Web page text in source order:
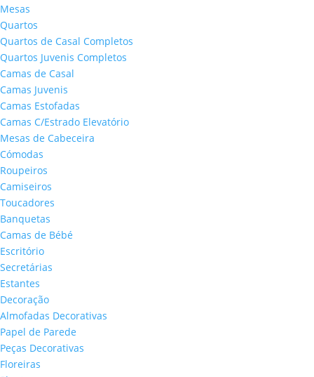
Mesas
Quartos
Quartos de Casal Completos
Quartos Juvenis Completos
Camas de Casal
Camas Juvenis
Camas Estofadas
Camas C/Estrado Elevatório
Mesas de Cabeceira
Cómodas
Roupeiros
Camiseiros
Toucadores
Banquetas
Camas de Bébé
Escritório
Secretárias
Estantes
Decoração
Almofadas Decorativas
Papel de Parede
Peças Decorativas
Floreiras